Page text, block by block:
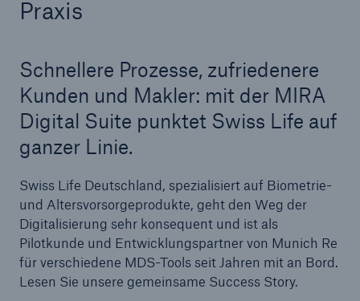
Praxis
Schnellere Prozesse, zufriedenere
Kunden und Makler: mit der MIRA
Digital Suite punktet Swiss Life auf
ganzer Linie.
Swiss Life Deutschland, spezialisiert auf Biometrie-
und Altersvorsorgeprodukte, geht den Weg der
Digitalisierung sehr konsequent und ist als
Pilotkunde und Entwicklungspartner von Munich Re
für verschiedene MDS-Tools seit Jahren mit an Bord.
Lesen Sie unsere gemeinsame Success Story.
Lösungen
Cyber-Lösungen von Munich Re
Navigation schließen oder Escape-Taste drückenSuche
Home